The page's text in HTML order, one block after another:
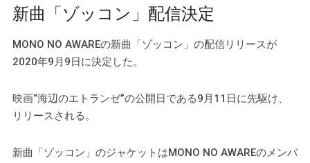
新曲「ゾッコン」配信決定
MONO NO AWAREの新曲「ゾッコン」の配信リリースが
2020年9月9日に決定した。
映画“海辺のエトランゼ”の公開日である9月11日に先駆け、
リリースされる。
新曲「ゾッコン」のジャケットはMONO NO AWAREのメンバ